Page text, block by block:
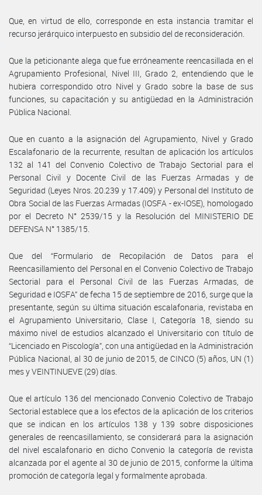
Que, en virtud de ello, corresponde en esta instancia tramitar el
recurso jerárquico interpuesto en subsidio del de reconsideración.
Que la peticionante alega que fue erróneamente reencasillada en el
Agrupamiento Profesional, Nivel III, Grado 2, entendiendo que le
hubiera correspondido otro Nivel y Grado sobre la base de sus
funciones, su capacitación y su antigüedad en la Administración
Pública Nacional.
Que en cuanto a la asignación del Agrupamiento, Nivel y Grado
Escalafonario de la recurrente, resultan de aplicación los artículos
132 al 141 del Convenio Colectivo de Trabajo Sectorial para el
Personal Civil y Docente Civil de las Fuerzas Armadas y de
Seguridad (Leyes Nros. 20.239 y 17.409) y Personal del Instituto de
Obra Social de las Fuerzas Armadas (IOSFA - ex-IOSE), homologado
por el Decreto N° 2539/15 y la Resolución del MINISTERIO DE
DEFENSA N° 1385/15.
Que del “Formulario de Recopilación de Datos para el
Reencasillamiento del Personal en el Convenio Colectivo de Trabajo
Sectorial para el Personal Civil de las Fuerzas Armadas, de
Seguridad e IOSFA” de fecha 15 de septiembre de 2016, surge que la
presentante, según su última situación escalafonaria, revistaba en
el Agrupamiento Universitario, Clase I, Categoría 18, siendo su
máximo nivel de estudios alcanzado el Universitario con título de
“Licenciado en Piscología”, con una antigüedad en la Administración
Pública Nacional, al 30 de junio de 2015, de CINCO (5) años, UN (1)
mes y VEINTINUEVE (29) días.
Que el artículo 136 del mencionado Convenio Colectivo de Trabajo
Sectorial establece que a los efectos de la aplicación de los criterios
que se indican en los artículos 138 y 139 sobre disposiciones
generales de reencasillamiento, se considerará para la asignación
del nivel escalafonario en dicho Convenio la categoría de revista
alcanzada por el agente al 30 de junio de 2015, conforme la última
promoción de categoría legal y formalmente aprobada.